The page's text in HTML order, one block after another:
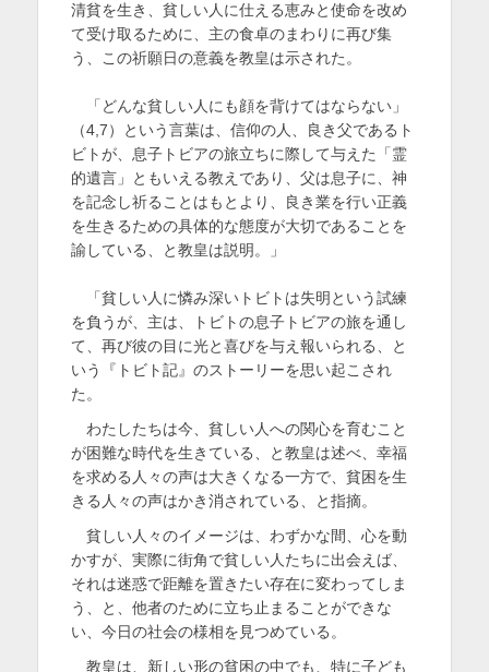
清貧を生き、貧しい人に仕える恵みと使命を改め
て受け取るために、主の食卓のまわりに再び集
う、この祈願日の意義を教皇は示された。
「どんな貧しい人にも顔を背けてはならない」
（4,7）という言葉は、信仰の人、良き父であるト
ビトが、息子トビアの旅立ちに際して与えた「霊
的遺言」ともいえる教えであり、父は息子に、神
を記念し祈ることはもとより、良き業を行い正義
を生きるための具体的な態度が大切であることを
諭している、と教皇は説明。」
「貧しい人に憐み深いトビトは失明という試練
を負うが、主は、トビトの息子トビアの旅を通し
て、再び彼の目に光と喜びを与え報いられる、と
いう『トビト記』のストーリーを思い起こされ
た。
わたしたちは今、貧しい人への関心を育むこと
が困難な時代を生きている、と教皇は述べ、幸福
を求める人々の声は大きくなる一方で、貧困を生
きる人々の声はかき消されている、と指摘。
貧しい人々のイメージは、わずかな間、心を動
かすが、実際に街角で貧しい人たちに出会えば、
それは迷惑で距離を置きたい存在に変わってしま
う、と、他者のために立ち止まることができな
い、今日の社会の様相を見つめている。
教皇は、新しい形の貧困の中でも、特に子ども